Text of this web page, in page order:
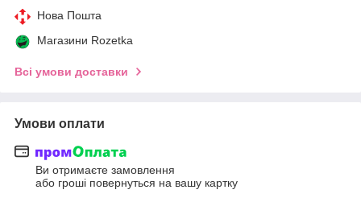
Нова Пошта
Магазини Rozetka
Всі умови доставки
Умови оплати
Ви отримаєте замовлення
або гроші повернуться на вашу картку